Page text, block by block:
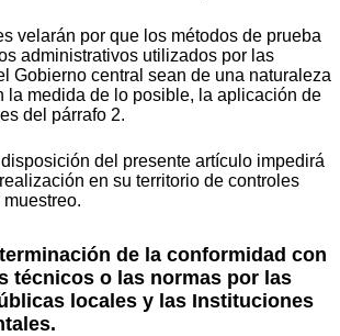
velarán por que los métodos de prueba
administrativos utilizados por las
Gobierno central sean de una naturaleza
la medida de lo posible, la aplicación de
del párrafo 2.
del presente artículo impedirá
en su territorio de controles
de la conformidad con
técnicos o las normas por las
locales y las Instituciones